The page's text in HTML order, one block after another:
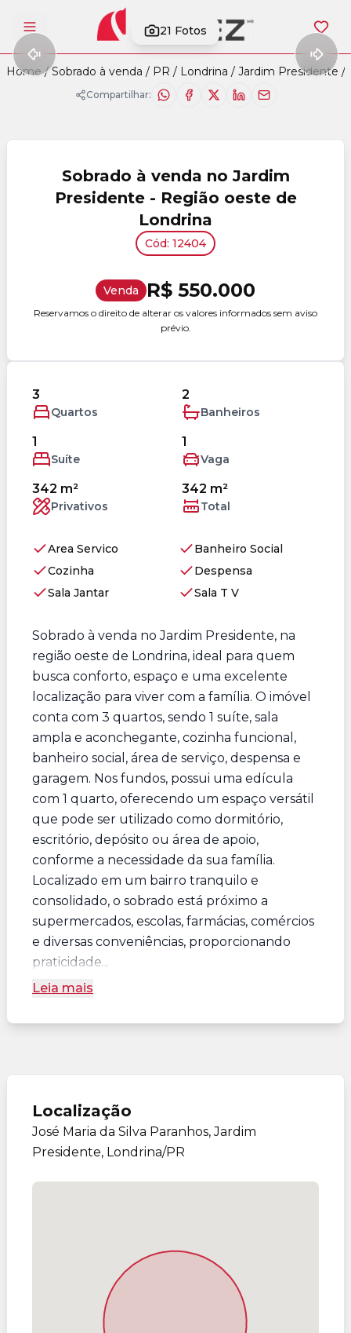
Abrir menu 21 Fotos
Home / Sobrado à venda / PR / Londrina / Jardim Presidente /
Compartilhar:
Sobrado à venda no Jardim
Presidente - Região oeste de
Londrina
Cód: 12404
Venda R$ 550.000
Reservamos o direito de alterar os valores informados sem aviso
prévio.
3
Quartos
2
Banheiros
1
Suíte
1
Vaga
342 m²
Privativos
342 m²
Total
Area Servico
Banheiro Social
Cozinha
Despensa
Sala Jantar
Sala T V
Sobrado à venda no Jardim Presidente, na
região oeste de Londrina, ideal para quem
busca conforto, espaço e uma excelente
localização para viver com a família. O imóvel
conta com 3 quartos, sendo 1 suíte, sala
ampla e aconchegante, cozinha funcional,
banheiro social, área de serviço, despensa e
garagem. Nos fundos, possui uma edícula
com 1 quarto, oferecendo um espaço versátil
que pode ser utilizado como dormitório,
escritório, depósito ou área de apoio,
conforme a necessidade da sua família.
Localizado em um bairro tranquilo e
consolidado, o sobrado está próximo a
supermercados, escolas, farmácias, comércios
e diversas conveniências, proporcionando
praticidade...
Leia mais
Localização
José Maria da Silva Paranhos, Jardim
Presidente, Londrina/PR